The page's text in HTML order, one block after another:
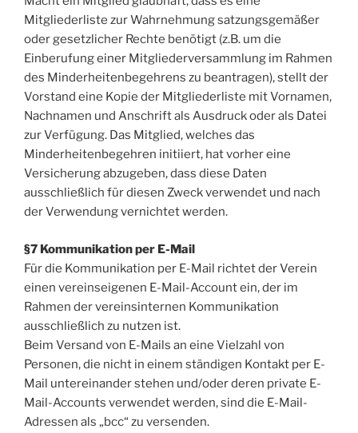
Mitgliederliste zur Wahrnehmung satzungsgemäßer
oder gesetzlicher Rechte benötigt (z.B. um die
Einberufung einer Mitgliederversammlung im Rahmen
des Minderheitenbegehrens zu beantragen), stellt der
Vorstand eine Kopie der Mitgliederliste mit Vornamen,
Nachnamen und Anschrift als Ausdruck oder als Datei
zur Verfügung. Das Mitglied, welches das
Minderheitenbegehren initiiert, hat vorher eine
Versicherung abzugeben, dass diese Daten
ausschließlich für diesen Zweck verwendet und nach
der Verwendung vernichtet werden.
§7 Kommunikation per E-Mail
Für die Kommunikation per E-Mail richtet der Verein
einen vereinseigenen E-Mail-Account ein, der im
Rahmen der vereinsinternen Kommunikation
ausschließlich zu nutzen ist.
Beim Versand von E-Mails an eine Vielzahl von
Personen, die nicht in einem ständigen Kontakt per E-
Mail untereinander stehen und/oder deren private E-
Mail-Accounts verwendet werden, sind die E-Mail-
Adressen als „bcc“ zu versenden.